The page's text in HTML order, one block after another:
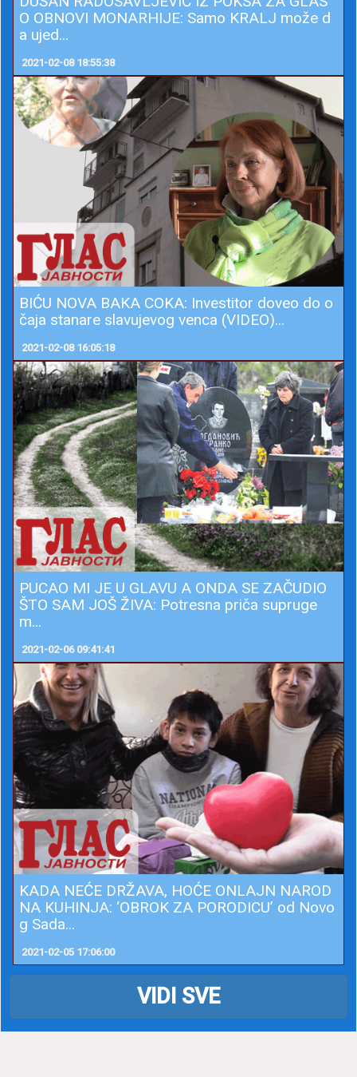
O OBNOVI MONARHIJE: Samo KRALJ može d
a ujed...
2021-02-08 18:55:38
BIĆU NOVA BAKA COKA: Investitor doveo do o
čaja stanare slavujevog venca (VIDEO)...
2021-02-08 16:05:18
PUCAO MI JE U GLAVU A ONDA SE ZAČUDIO
ŠTO SAM JOŠ ŽIVA: Potresna priča supruge
m...
2021-02-06 09:41:41
KADA NEĆE DRŽAVA, HOĆE ONLAJN NAROD
NA KUHINJA: ‘OBROK ZA PORODICU’ od Novo
g Sada...
2021-02-05 17:06:00
VIDI SVE